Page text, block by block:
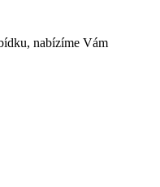
nabízíme Vám